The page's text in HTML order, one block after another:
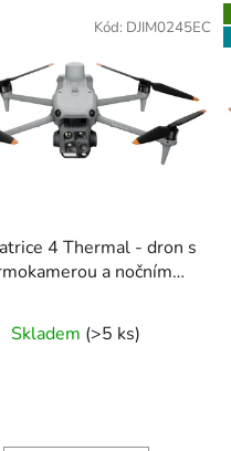
4 Thermal - dron s
a nočním
hodnocení
Skladem (>5 ks)
Kód: DJIM0245EC